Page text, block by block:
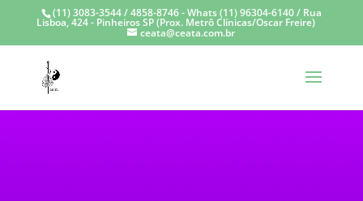
(11) 3083-3544 / 4858-8746 - Whats (11) 96304-6140 / Rua
Lisboa, 424 - Pinheiros SP (Prox. Metrô Clínicas/Oscar Freire)
ceata@ceata.com.br